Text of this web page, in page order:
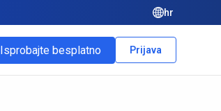
hr
Isprobajte besplatno Prijava